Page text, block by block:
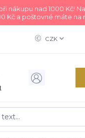
nákupu nad 1000 Kč!
Kč a poštovné máte na
CZK